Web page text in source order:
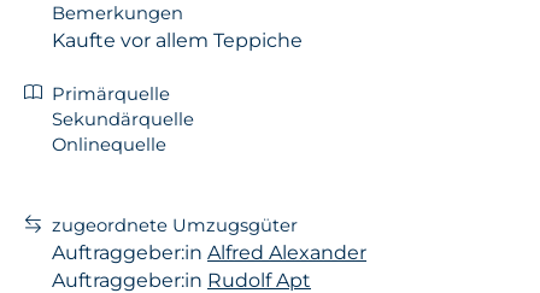
Bemerkungen
Kaufte vor allem Teppiche
Primärquelle
Sekundärquelle
Onlinequelle
zugeordnete Umzugsgüter
Auftraggeber:in Alfred Alexander
Auftraggeber:in Rudolf Apt